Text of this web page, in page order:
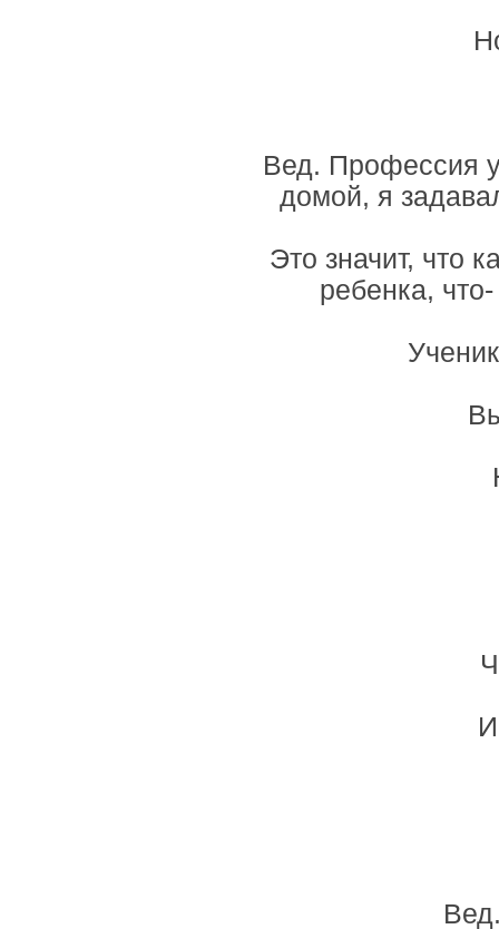
Вед. Профессия
домой, я
Это значит, что
ребенка,